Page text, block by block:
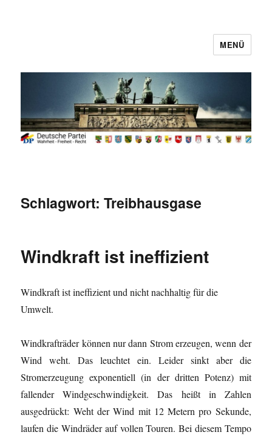
MENÜ
Schlagwort:Treibhausgase
Windkraft ist ineffizient
Windkraft ist ineffizient und nicht nachhaltig für die
Umwelt.
Windkrafträder können nur dann Strom erzeugen, wenn der
Wind weht. Das leuchtet ein. Leider sinkt aber die
Stromerzeugung exponentiell (in der dritten Potenz) mit
fallender Windgeschwindigkeit. Das heißt in Zahlen
ausgedrückt: Weht der Wind mit 12 Metern pro Sekunde,
laufen die Windräder auf vollen Touren. Bei diesem Tempo